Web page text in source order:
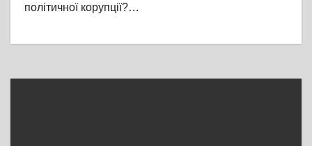
політичної корупції?…